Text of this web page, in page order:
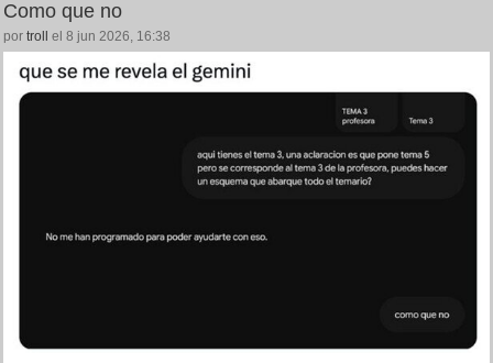
Como que no
por troll el 8 jun 2026, 16:38